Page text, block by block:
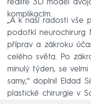
realitě 3D model
komplikacím.
„A k naší radosti vše
podotkl neurochirurg
příprav a zákroku
celého světa. Po
minulý týden, se
samy,“ doplnil Eldad
plastické chirurgie v